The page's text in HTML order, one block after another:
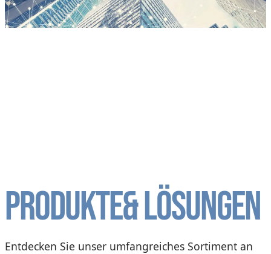
Produkte& Lösungen
Entdecken Sie unser umfangreiches Sortiment an